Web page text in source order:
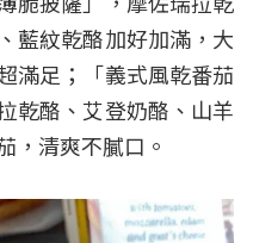
藍紋乾酪加好加滿，大
滿足；「義式風乾番茄
乾酪、艾登奶酪、山羊
，清爽不膩口。